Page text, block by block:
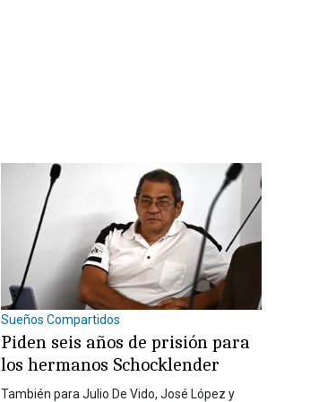
Sueños Compartidos
Piden seis años de prisión para
los hermanos Schocklender
También para Julio De Vido, José López y